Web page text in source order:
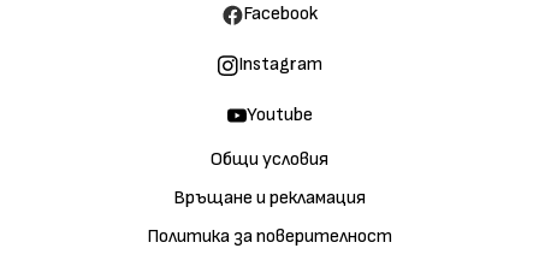
Общи условия
Връщане и рекламация
Политика за поверителност
Facebook
Instagram
Youtube